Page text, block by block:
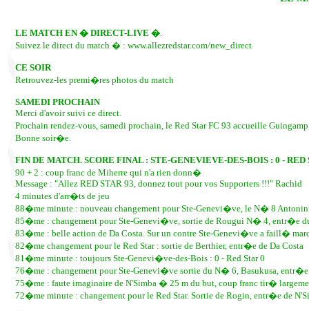
LE MATCH EN � DIRECT-LIVE �
Suivez le direct du match � : www.allezredstar.com/new_direct
CE SOIR
Retrouvez-les premi�res photos du match
SAMEDI PROCHAIN
Merci d'avoir suivi ce direct.
Prochain rendez-vous, samedi prochain, le Red Star FC 93 accueille
Bonne soir�e.
FIN DE MATCH. SCORE FINAL : STE-GENEVIEVE-DES-BOIS : 0 - RED
90 + 2 : coup franc de Miherre qui n'a rien donn�
Message : "Allez RED STAR 93, donnez tout pour vos Supporters !!!" Rachid
4 minutes d'arr�ts de jeu
88�me minute : nouveau changement pour Ste-Genevi�ve, le N� 8
85�me : changement pour Ste-Genevi�ve, sortie de Rougui N� 4, entr�e
83�me : belle action de Da Costa. Sur un contre Ste-Genevi�ve a faill�
82�me changement pour le Red Star : sortie de Berthier, entr�e de Da Costa
81�me minute : toujours Ste-Genevi�ve-des-Bois : 0 - Red Star 0
76�me : changement pour Ste-Genevi�ve sortie du N� 6, Basukusa,
75�me : faute imaginaire de N'Simba � 25 m du but, coup franc tir�
72�me minute : changement pour le Red Star. Sortie de Rogin, entr�e de